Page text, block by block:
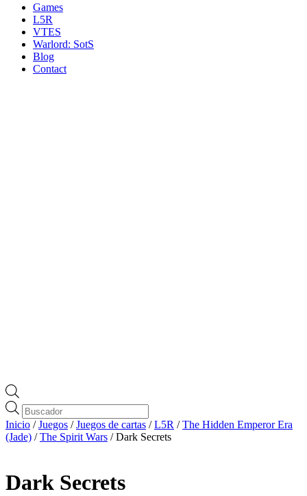
Games
L5R
VTES
Warlord: SotS
Blog
Contact
Búsqueda
de
productos
Inicio /Juegos /Juegos de cartas /L5R /The Hidden Emperor Era
(Jade) /The Spirit Wars / Dark Secrets
Dark Secrets